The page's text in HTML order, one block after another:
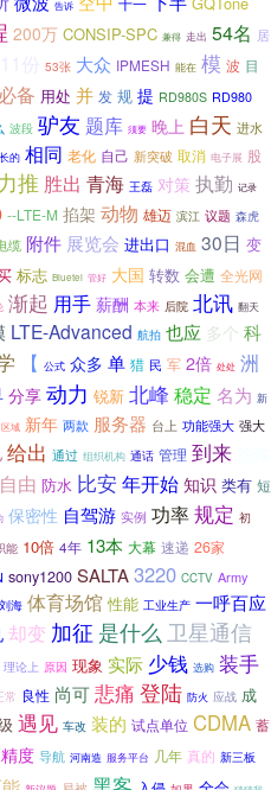
告诉
200万 CONSIP-SPC 兼得 走出 54名 居
53张 大众 IPMESH 能在 模 波 目
必备 用处 并 发 规 提 RD980S RD980
波段 驴友 题库 须要 晚上 白天 进水
长的 相同 老化 自己 新突破 取消 电子展 股
推 胜出 青海 王磊 对策 执勤 记录
--LTE-M 掐架 动物 雄迈 滨江 议题 森虎
缆 附件 展览会 进出口 混血 30日 变
标志 Bluetel 管好 大国 转数 会遭 全光网
渐起 用手 薪酬 本来 后院 北讯 翻天
LTE-Advanced 航拍 也应 多个 科
【 公式 众多 单 猎 民 军 2倍 处处 洲
分享 动力 锐新 北峰 稳定 名为 新
区域 新年 两款 服务器 台上 功能强大 强大
给出 通过 组织机构 通话 管理 到来
自由 防水 比安 年开始 知识 类有 短
保密性 自驾游 实例 功率规定 初
能 10倍 4年 13本 大幕 速递 26家
sony1200 SALTA3220 CCTV Army
刘海 体育场馆 性能 工业生产 一呼百应
却变 加征 是什么 卫星通信
理论上 原因 现象 实际 少钱 选购 装手
常 良性 尚可悲痛 登陆 防火 应战 成
遇见 车改 装的 试点单位 CDMA 蓄
度 导航 河南造 服务平台 几年 真的 新三板